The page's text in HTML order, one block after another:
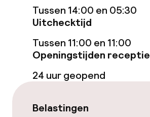
Beleid
Overal rookvrij
Tussen 14:00 en 05:30
Uitchecktijd
Tussen 11:00 en 11:00
Openingstijden receptie
24 uur geopend
Belastingen